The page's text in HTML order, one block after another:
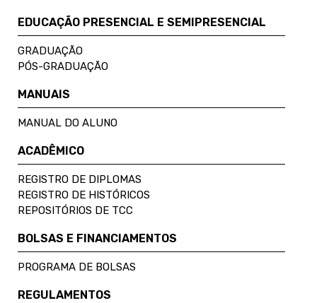
EDUCAÇÃO PRESENCIAL E SEMIPRESENCIAL
GRADUAÇÃO
PÓS-GRADUAÇÃO
MANUAIS
MANUAL DO ALUNO
ACADÊMICO
REGISTRO DE DIPLOMAS
REGISTRO DE HISTÓRICOS
REPOSITÓRIOS DE TCC
BOLSAS E FINANCIAMENTOS
PROGRAMA DE BOLSAS
REGULAMENTOS